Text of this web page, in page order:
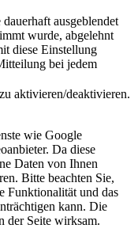
ausgeblendet
wurde, abgelehnt
diese Einstellung
bei jedem
aktivieren/deaktivieren.
wie Google
Da diese
Daten von Ihnen
Bitte beachten Sie,
Funktionalität und das
kann. Die
der Seite wirksam.